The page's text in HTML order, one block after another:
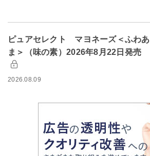
ピュアセレクト マヨネーズ＜ふわあ
ま＞（味の素）2026年8月22日発売
2026.08.09